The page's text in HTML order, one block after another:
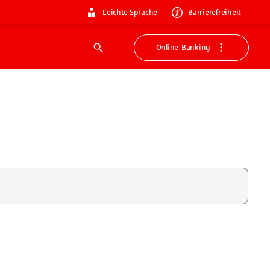
Leichte Sprache Barrierefreiheit
Suche
Online-Banking